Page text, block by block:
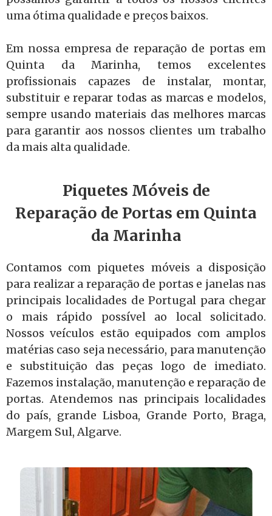
uma ótima qualidade e preços baixos.
Em nossa empresa de reparação de portas em
Quinta da Marinha, temos excelentes
profissionais capazes de instalar, montar,
substituir e reparar todas as marcas e modelos,
sempre usando materiais das melhores marcas
para garantir aos nossos clientes um trabalho
da mais alta qualidade.
Piquetes Móveis de
Reparação de Portas em Quinta
da Marinha
Contamos com piquetes móveis a disposição
para realizar a reparação de portas e janelas nas
principais localidades de Portugal para chegar
o mais rápido possível ao local solicitado.
Nossos veículos estão equipados com amplos
matérias caso seja necessário, para manutenção
e substituição das peças logo de imediato.
Fazemos instalação, manutenção e reparação de
portas. Atendemos nas principais localidades
do país, grande Lisboa, Grande Porto, Braga,
Margem Sul, Algarve.